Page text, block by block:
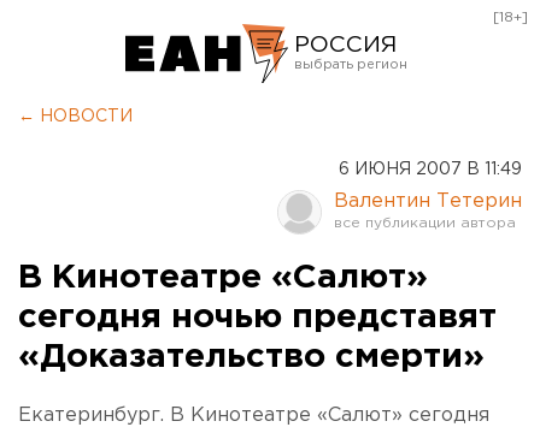
РОССИЯ
Курган
Оренбург
[18+]
← НОВОСТИ
6 ИЮНЯ 2007 В 11:49
Валентин Тетерин
В Кинотеатре «Салют»
сегодня ночью представят
«Доказательство смерти»
Екатеринбург. В Кинотеатре «Салют» сегодня